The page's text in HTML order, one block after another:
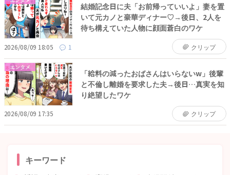
結婚記念日に夫「お前帰っていいよ」妻を置
いて元カノと豪華ディナー♡→後日、2人を
待ち構えていた人物に顔面蒼白のワケ
2026/08/09 18:05 1 クリップ
エンタメ
「給料の減ったおばさんはいらないw」後輩
と不倫し離婚を要求した夫→後日…真実を知
り絶望したワケ
2026/08/09 17:35 クリップ
キーワード